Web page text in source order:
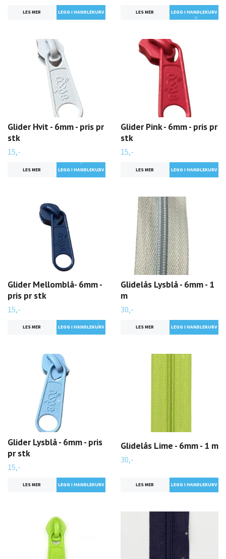
LES MER LES MER
Glider Hvit - 6mm - pris pr
stk
15,-
LES MER
Glider Pink - 6mm - pris pr
stk
15,-
LES MER
Glider Mellomblå- 6mm -
pris pr stk
15,-
LES MER
Glidelås Lysblå - 6mm - 1
m
30,-
LES MER
Glider Lysblå - 6mm - pris
pr stk
15,-
LES MER
Glidelås Lime - 6mm - 1 m
30,-
LES MER